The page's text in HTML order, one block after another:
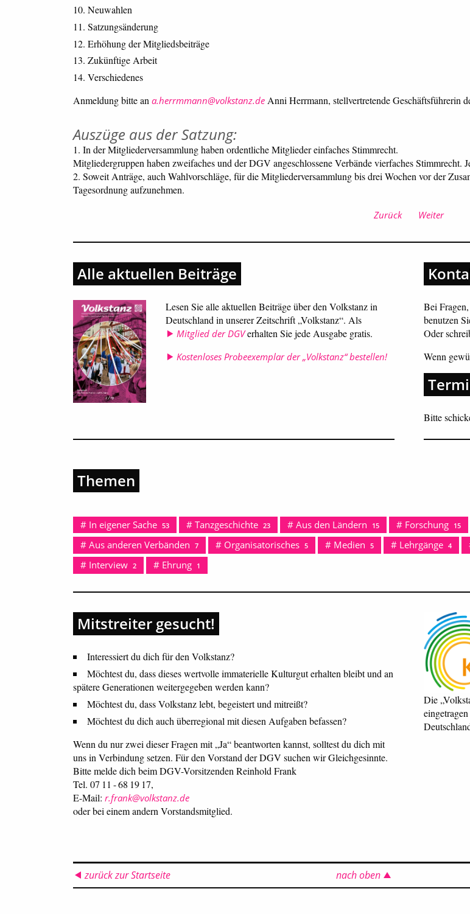
Neuwahlen
Satzungsänderung
Erhöhung der Mitgliedsbeiträge
Zukünftige Arbeit
Verschiedenes
Anmeldung bitte an a.herrmmann@volkstanz.de Anni Herrmann, stellvertretende Geschäftsführerin
Auszüge aus der Satzung:
1. In der Mitgliederversammlung haben ordentliche Mitglieder einfaches Stimmrecht.
Mitgliedergruppen haben zweifaches und der DGV angeschlossene Verbände vierfaches Stimmrecht.
2. Soweit Anträge, auch Wahlvorschläge, für die Mitgliederversammlung bis drei Wochen vor der
Tagesordnung aufzunehmen.
Zurück Weiter
Alle aktuellen Beiträge
Lesen Sie alle aktuellen Beiträge über den Volkstanz in
Deutschland in unserer Zeitschrift „Volkstanz“. Als
Mitglied der DGVerhalten Sie jede Ausgabe gratis.
Kostenloses Probeexemplar der „Volkstanz“ bestellen!
Bei
benutzen
Oder
Wenn
Bitte
Themen
In eigener Sache 53 Tanzgeschichte 23 Aus den Ländern 15 Forschung 15
Aus anderen Verbänden 7 Organisatorisches 5 Medien 5 Lehrgänge 4
Interview 2 Ehrung 1
Mitstreiter gesucht!
Interessiert du dich für den Volkstanz?
Möchtest du, dass dieses wertvolle immaterielle Kulturgut erhalten bleibt und an
spätere Generationen weitergegeben werden kann?
Möchtest du, dass Volkstanz lebt, begeistert und mitreißt?
Möchtest du dich auch überregional mit diesen Aufgaben befassen?
Wenn du nur zwei dieser Fragen mit „Ja“ beantworten kannst, solltest du dich mit
uns in Verbindung setzen. Für den Vorstand der DGV suchen wir Gleichgesinnte.
Bitte melde dich beim DGV-Vorsitzenden Reinhold Frank
Tel. 07 11 - 68 19 17,
E-Mail: r.frank@volkstanz.de
oder bei einem andern Vorstandsmitglied.
Die
zurück zur Startseite nach oben